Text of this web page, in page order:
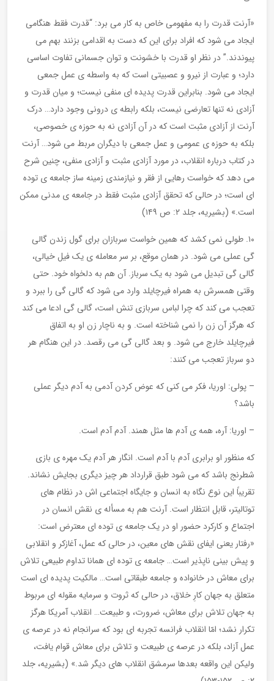
«آرنت قدرت را به مفهومی خاص به کار می برد: “قدرت فقط هنگامی
ایجاد می شود که افراد برای این که دست به اقدامی بزنند بهم می
پیوندند.” در نظر او قدرت با خشونت و توان جسمانی تفاوت اساسی
دارد؛ و عبارت از نیرو و عصبیتی است که به واسطه ی عمل جمعی
ایجاد می شود. بنابراین قدرت پدیده ای منفی نیست؛ و میان قدرت و
آزادی نه تنها تعارضی نیست، بلکه رابطه ی درونی وجود دارد… درک
آرنت از آزادی مثبت است که در آن آزادی نه به حوزه ی خصوصی،
بلکه به حوزه ی عمومی و عمل جمعی با دیگران مربط می شود… آرنت
در کتاب درباره انقلاب، در مورد آزادی مثبت و آزادی منفی، چنین شرح
می دهد که خواست رهایی از فقر و نیازمندی زمینه ساز جامعه ی توده
ای است؛ در حالی که تحقق آزادی مثبت فقط در جامعه ی مدنی ممکن
است.» (بشیریه، جلد ۲: ص ۱۴۹)
۱۰. طولی نمی کشد که همین خواست سربازان برای گول زندن گالی
گی عملی می شود. در همان موقع، بر سر معامله ی یک فیل خیالی،
گالی گی تبدیل می شود به یک سرباز. آن هم به دلخواه خود. حتی
وقتی همسرش به همراه فیرچایلد وارد می شود که گالی گی را ببرد و
تعجب می کند که چرا لباس سربازی تنش است، گالی گی ادعا می کند
که هرگز آن زن را نمی شناخته است. و به ناچار زن او به اتفاق
فیرچایلد خارج می شود. و بعد گالی گی می رقصد. در این هنگام هر
دو سرباز تعجب می کنند:
– پولی: اوریا، فکر می کنی که عوض کردن آدمی به آدم دیگر عملی
باشد؟
– اوریا: آره، همه ی آدم ها مثل همند. آدم آدم است.
که منظور او برابری آدم با آدم است. انگار هر آدم یک مهره ی بازی
شطرنج باشد که می شود طبق قرارداد هر چیز دیگری بجایش نشاند.
تقریباً این نوع نگاه به انسان و جایگاه اجتماعی اش در نظام های
توتالیتر، قابل انتظار است. آرنت هم به مسأله ی نقش انسان در
اجتماع و کارکرد حضور او در یک جامعه ی توده ای معترض است:
«رفتار یعنی ایفای نقش های معین، در حالی که عمل، آغازکر و انقلابی
و پیش بینی ناپذیر است… جامعه ی توده ای همانا تداوم طبیعی تلاش
برای معاش در خانواده و جامعه طبقاتی است… مالکیت پدیده ای است
متعلق به جهان کارِ خلاق، در حالی که ثروت و سرمایه مقوله ای مربوط
به جهان تلاش برای معاش، ضرورت، و طبیعت… انقلاب آمریکا هرگز
تکرار نشد؛ امّا انقلاب فرانسه تجربه ای بود که سرانجام نه در عرصه ی
عمل آزاد، بلکه در عرصه ی طبیعت و تلاش برای معاش قوام یافت،
ولیکن این واقعه بعدها سرمشق انقلاب های دیگر شد.» (بشیریه، جلد